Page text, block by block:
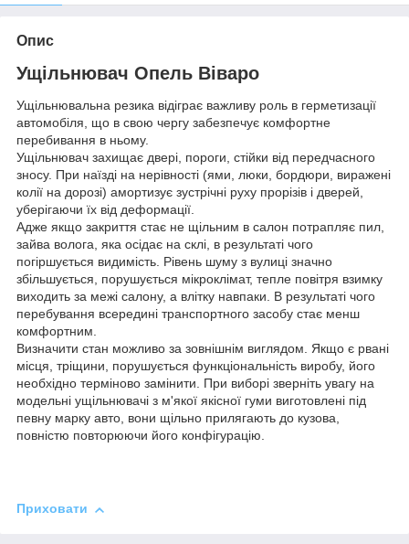
Опис
Ущільнювач Опель Віваро
Ущільнювальна резика відіграє важливу роль в герметизації
автомобіля, що в свою чергу забезпечує комфортне
перебивання в ньому.
Ущільнювач захищає двері, пороги, стійки від передчасного
зносу. При наїзді на нерівності (ями, люки, бордюри, виражені
колії на дорозі) амортизує зустрічні руху прорізів і дверей,
уберігаючи їх від деформації.
Адже якщо закриття стає не щільним в салон потрапляє пил,
зайва волога, яка осідає на склі, в результаті чого
погіршується видимість. Рівень шуму з вулиці значно
збільшується, порушується мікроклімат, тепле повітря взимку
виходить за межі салону, а влітку навпаки. В результаті чого
перебування всередині транспортного засобу стає менш
комфортним.
Визначити стан можливо за зовнішнім виглядом. Якщо є рвані
місця, тріщини, порушується функціональність виробу, його
необхідно терміново замінити. При виборі зверніть увагу на
модельні ущільнювачі з м'якої якісної гуми виготовлені під
певну марку авто, вони щільно прилягають до кузова,
повністю повторюючи його конфігурацію.
Приховати